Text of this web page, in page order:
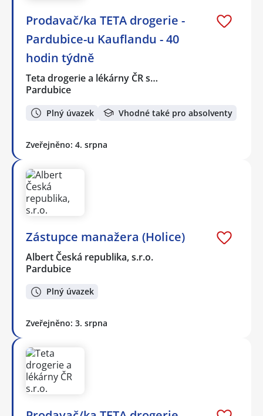
Prodavač/ka TETA drogerie -
Pardubice-u Kauflandu - 40
hodin týdně
Teta drogerie a lékárny ČR s…
Pardubice
Plný úvazek Vhodné také pro absolventy
Zveřejněno: 4. srpna
Zástupce manažera (Holice)
Albert Česká republika, s.r.o.
Pardubice
Plný úvazek
Zveřejněno: 3. srpna